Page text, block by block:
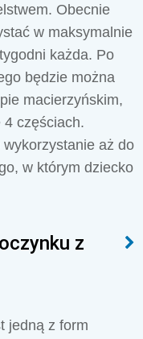
Obecnie
w maksymalnie
każda. Po
będzie można
macierzyńskim,
4 częściach.
aż do
w którym dziecko
z
jedną z form